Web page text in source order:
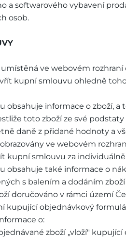
a softwarového vybavení
osob.
umístěná ve webovém
kupní smlouvu ohledně
obsahuje informace o zboží,
toto zboží ze své
daně z přidané hodnoty a
ve webovém
kupní smlouvu za
obsahuje také informace o
s balením a dodáním
doručováno v rámci území
kupující objednávkový
o:
zboží „vloží"